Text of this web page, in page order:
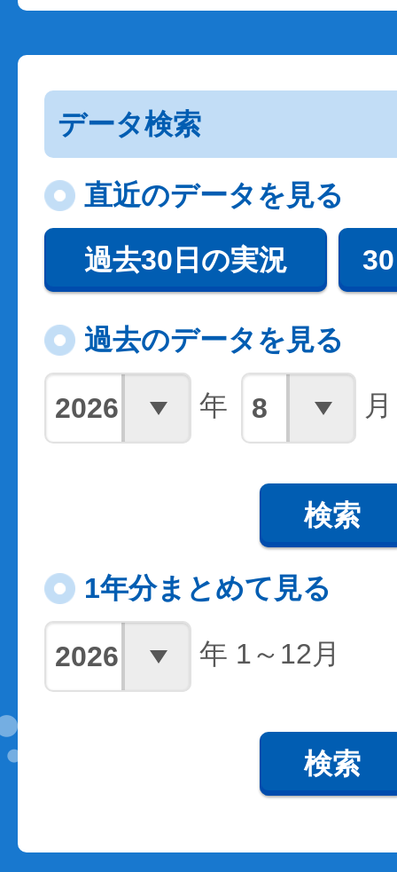
データ検索
直近のデータを見る
過去30日の実況
過去のデータを見る
年 月
検索
1年分まとめて見る
年 1～12月
検索